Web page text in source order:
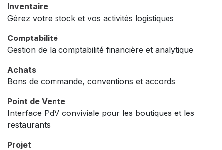
Inventaire
Gérez votre stock et vos activités logistiques
Comptabilité
Gestion de la comptabilité financière et analytique
Achats
Bons de commande, conventions et accords
Point de Vente
Interface PdV conviviale pour les boutiques et les
restaurants
Projet